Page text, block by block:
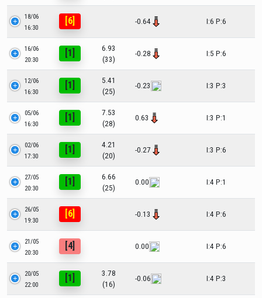
18/06
16:30
[6] -0.64 I:6 P:6
16/06
20:30
[1]
6.93
(33)
-0.28 I:5 P:6
12/06
16:30
[1]
5.41
(25)
-0.23 I:3 P:3
05/06
16:30
[1]
7.53
(28)
0.63 I:3 P:1
02/06
17:30
[1]
4.21
(20)
-0.27 I:3 P:6
27/05
20:30
[1]
6.66
(25)
0.00 I:4 P:1
26/05
19:30
[6] -0.13 I:4 P:6
21/05
20:30
[4] 0.00 I:4 P:6
20/05
22:00
[1]
3.78
(16)
-0.06 I:4 P:3